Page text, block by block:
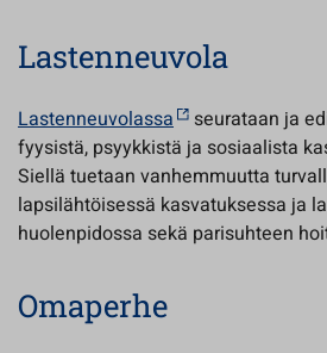
Lastenneuvola
Lastenneuvolassa
seurataan ja
fyysistä, psyykkistä ja sosiaalista
Siellä tuetaan vanhemmuutta
lapsilähtöisessä kasvatuksessa ja
huolenpidossa sekä parisuhteen
Omaperhe